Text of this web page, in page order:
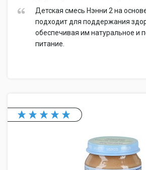
Детская смесь Нэнни 2 на
подходит для поддержания
обеспечивая им натуральное и
питание.